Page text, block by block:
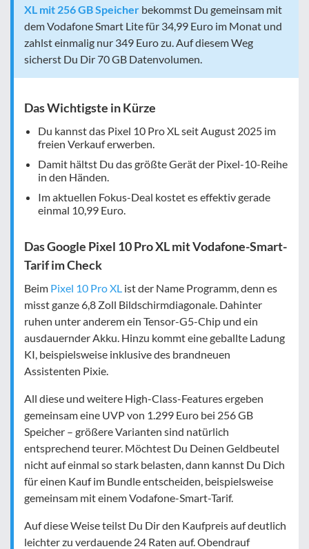
XL mit 256 GB Speicher bekommst Du gemeinsam mit
dem Vodafone Smart Lite für 34,99 Euro im Monat und
zahlst einmalig nur 349 Euro zu. Auf diesem Weg
sicherst Du Dir 70 GB Datenvolumen.
Das Wichtigste in Kürze
Du kannst das Pixel 10 Pro XL seit August 2025 im
freien Verkauf erwerben.
Damit hältst Du das größte Gerät der Pixel-10-Reihe
in den Händen.
Im aktuellen Fokus-Deal kostet es effektiv gerade
einmal 10,99 Euro.
Das Google Pixel 10 Pro XL mit Vodafone-Smart-
Tarif im Check
Beim Pixel 10 Pro XL ist der Name Programm, denn es
misst ganze 6,8 Zoll Bildschirmdiagonale. Dahinter
ruhen unter anderem ein Tensor-G5-Chip und ein
ausdauernder Akku. Hinzu kommt eine geballte Ladung
KI, beispielsweise inklusive des brandneuen
Assistenten Pixie.
All diese und weitere High-Class-Features ergeben
gemeinsam eine UVP von 1.299 Euro bei 256 GB
Speicher – größere Varianten sind natürlich
entsprechend teurer. Möchtest Du Deinen Geldbeutel
nicht auf einmal so stark belasten, dann kannst Du Dich
für einen Kauf im Bundle entscheiden, beispielsweise
gemeinsam mit einem Vodafone-Smart-Tarif.
Auf diese Weise teilst Du Dir den Kaufpreis auf deutlich
leichter zu verdauende 24 Raten auf. Obendrauf